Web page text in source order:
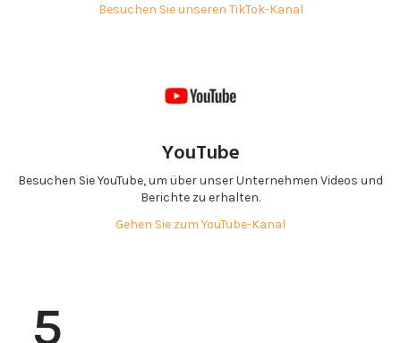
Besuchen Sie unseren TikTok-Kanal
YouTube
Besuchen Sie YouTube, um über unser Unternehmen Videos und
Berichte zu erhalten.
Gehen Sie zum YouTube-Kanal
5